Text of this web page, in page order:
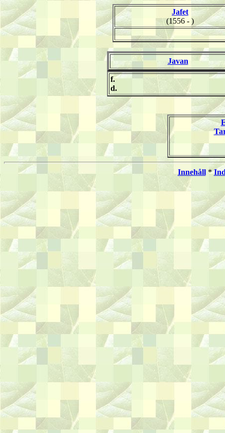
Jafet
(1556 - )
Javan
f.
d.
Innehåll*